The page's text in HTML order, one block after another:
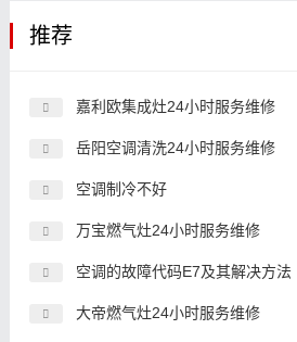
推荐
嘉利欧集成灶24小时服务维修
岳阳空调清洗24小时服务维修
空调制冷不好
万宝燃气灶24小时服务维修
空调的故障代码E7及其解决方法
大帝燃气灶24小时服务维修